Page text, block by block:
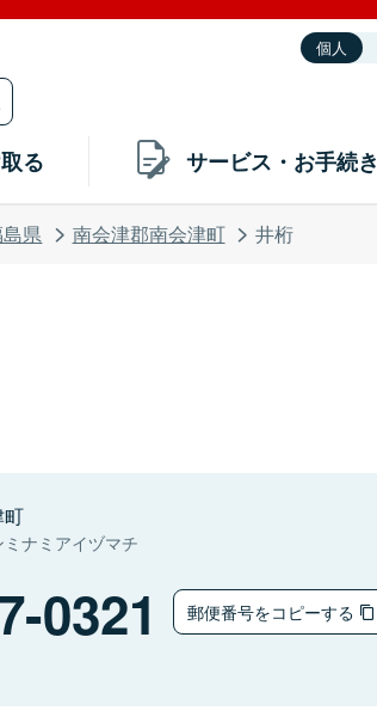
個人
る サービス・お手続き
県 南会津郡南会津町 井桁
町
ナミアイヅマチ
0321 郵便番号をコピーする